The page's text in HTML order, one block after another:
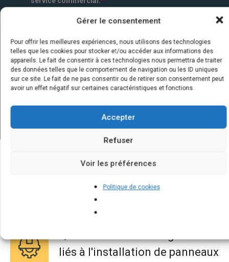
Gérer le consentement
Pour offrir les meilleures expériences, nous utilisons des technologies
telles que les cookies pour stocker et/ou accéder aux informations des
appareils. Le fait de consentir à ces technologies nous permettra de traiter
des données telles que le comportement de navigation ou les ID uniques
sur ce site. Le fait de ne pas consentir ou de retirer son consentement peut
avoir un effet négatif sur certaines caractéristiques et fonctions.
Accepter
Refuser
Voir les préférences
Politique de cookies
Quelques infos sur nos centrales
solaires : questions et réponses
liés à l'installation de panneaux